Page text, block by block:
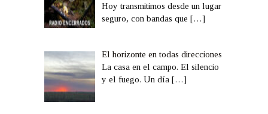
Hoy transmitimos desde un lugar
seguro, con bandas que[…]
El horizonte en todas direcciones
La casa en el campo. El silencio
y el fuego. Un día[…]